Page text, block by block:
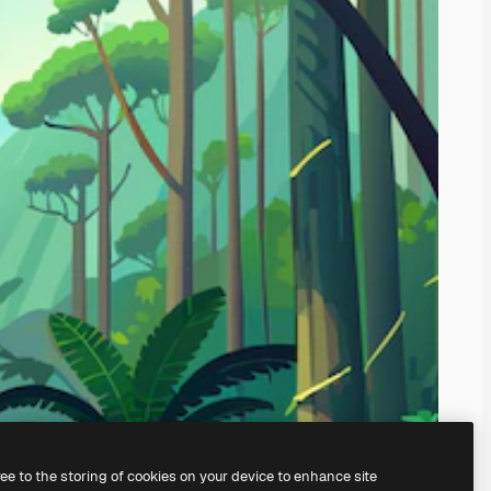
KI-Bildgeneratorerstellen.
to the storing of cookies on your device to enhance site